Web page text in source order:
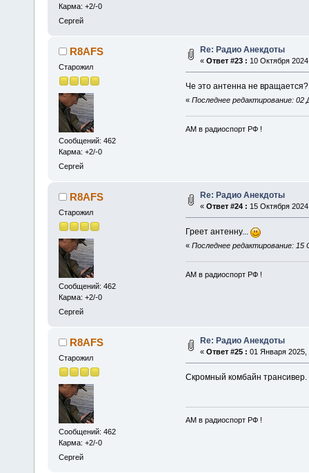
Карма: +2/-0
Сергей
R8AFS
Старожил
Сообщений: 462
Карма: +2/-0
Сергей
Re: Радио Анекдоты
« Ответ #23 : 10 Октября
Че это антенна не
« Последнее редактирование: 02
АМ в радиоспорт РФ !
R8AFS
Старожил
Сообщений: 462
Карма: +2/-0
Сергей
Re: Радио Анекдоты
« Ответ #24 : 15 Октября
Греет антенну...
« Последнее редактирование:
АМ в радиоспорт РФ !
R8AFS
Старожил
Сообщений: 462
Карма: +2/-0
Сергей
Re: Радио Анекдоты
« Ответ #25 : 01 Января 2025,
Скромный комбайн трансивер.
АМ в радиоспорт РФ !